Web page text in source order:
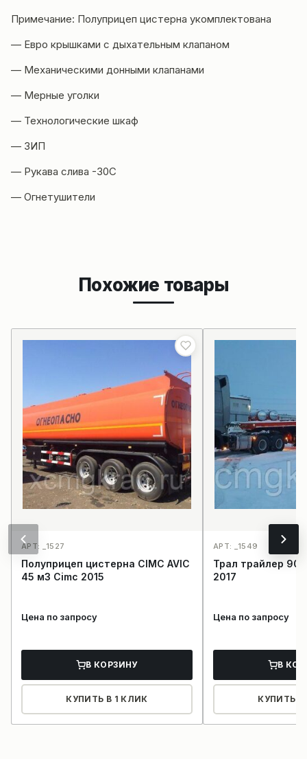
Примечание: Полуприцеп цистерна укомплектована
— Евро крышками с дыхательным клапаном
— Механическими донными клапанами
— Мерные уголки
— Технологические шкаф
— ЗИП
— Рукава слива -30С
— Огнетушители
Похожие товары
АРТ: _1527
Полуприцеп цистерна CIMC AVIC
45 м3 Cimc 2015
Цена по запросу
В КОРЗИНУ
КУПИТЬ В 1 КЛИК
АРТ: _1549
Трал трайлер 90
2017
Цена по запросу
В
КУПИТЬ В